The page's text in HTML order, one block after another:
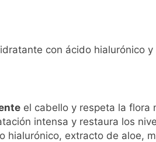
con ácido hialurónico y
el cabello y respeta la flora
intensa y restaura los
hialurónico, extracto de aloe,